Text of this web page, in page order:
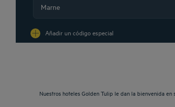
Añadir un código especial
Nuestros hoteles Golden Tulip le dan la bienvenida